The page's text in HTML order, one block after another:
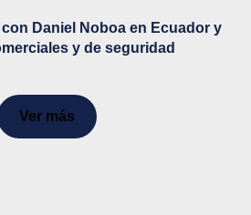
Daniel Noboa en Ecuador y
y de seguridad
Ver más